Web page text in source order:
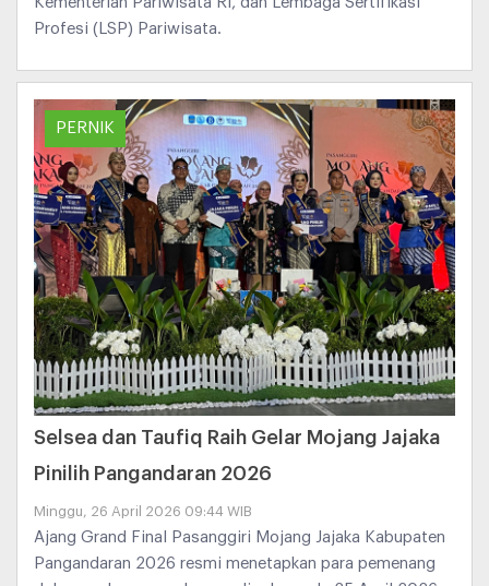
Profesi (LSP) Pariwisata.
PERNIK
Selsea dan Taufiq Raih Gelar Mojang Jajaka
Pinilih Pangandaran 2026
Minggu, 26 April 2026 09:44 WIB
Ajang Grand Final Pasanggiri Mojang Jajaka Kabupaten
Pangandaran 2026 resmi menetapkan para pemenang